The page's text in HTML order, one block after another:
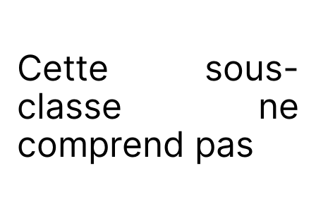
Cette sous-
classe ne
comprend pas